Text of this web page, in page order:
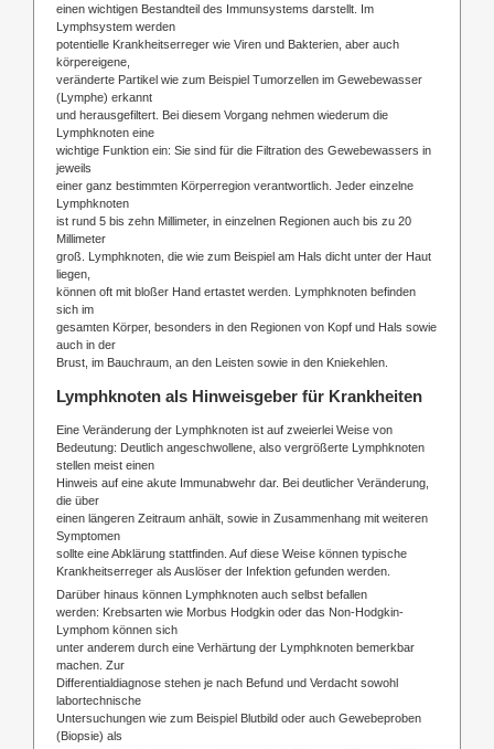
einen wichtigen Bestandteil des Immunsystems darstellt. Im
Lymphsystem werden
potentielle Krankheitserreger wie Viren und Bakterien, aber auch
körpereigene,
veränderte Partikel wie zum Beispiel Tumorzellen im Gewebewasser
(Lymphe) erkannt
und herausgefiltert. Bei diesem Vorgang nehmen wiederum die
Lymphknoten eine
wichtige Funktion ein: Sie sind für die Filtration des Gewebewassers in
jeweils
einer ganz bestimmten Körperregion verantwortlich. Jeder einzelne
Lymphknoten
ist rund 5 bis zehn Millimeter, in einzelnen Regionen auch bis zu 20
Millimeter
groß. Lymphknoten, die wie zum Beispiel am Hals dicht unter der Haut
liegen,
können oft mit bloßer Hand ertastet werden. Lymphknoten befinden
sich im
gesamten Körper, besonders in den Regionen von Kopf und Hals sowie
auch in der
Brust, im Bauchraum, an den Leisten sowie in den Kniekehlen.
Lymphknoten als Hinweisgeber für Krankheiten
Eine Veränderung der Lymphknoten ist auf zweierlei Weise von
Bedeutung: Deutlich angeschwollene, also vergrößerte Lymphknoten
stellen meist einen
Hinweis auf eine akute Immunabwehr dar. Bei deutlicher Veränderung,
die über
einen längeren Zeitraum anhält, sowie in Zusammenhang mit weiteren
Symptomen
sollte eine Abklärung stattfinden. Auf diese Weise können typische
Krankheitserreger als Auslöser der Infektion gefunden werden.
Darüber hinaus können Lymphknoten auch selbst befallen
werden: Krebsarten wie Morbus Hodgkin oder das Non-Hodgkin-
Lymphom können sich
unter anderem durch eine Verhärtung der Lymphknoten bemerkbar
machen. Zur
Differentialdiagnose stehen je nach Befund und Verdacht sowohl
labortechnische
Untersuchungen wie zum Beispiel Blutbild oder auch Gewebeproben
(Biopsie) als